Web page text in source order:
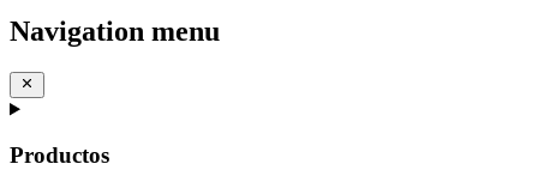
Navigation menu
Productos